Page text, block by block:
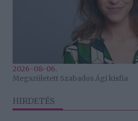
2026-08-06.
Megszületett Szabados Ági kisfia
HIRDETÉS